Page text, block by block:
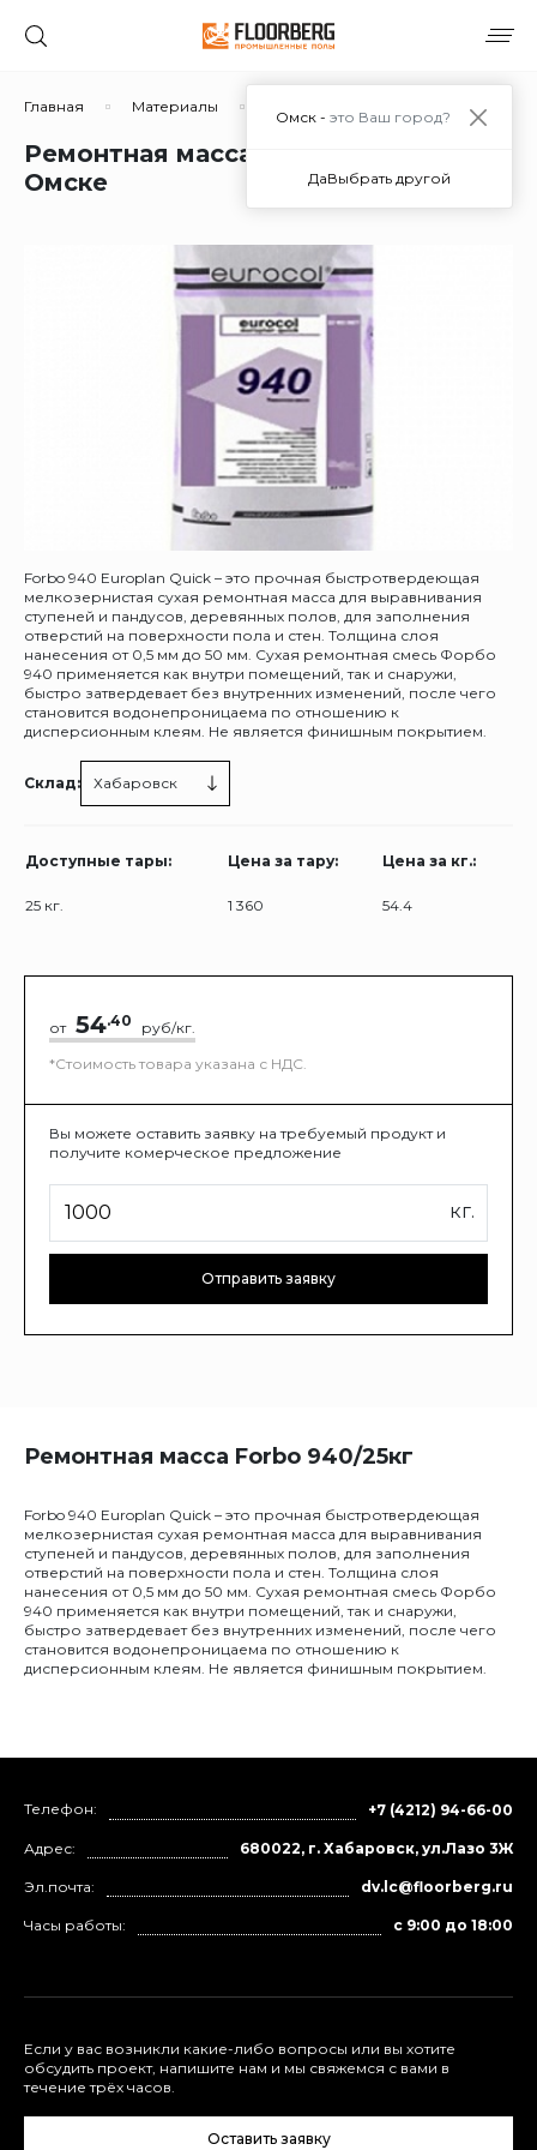
Главная Материалы Ремонтные
Ремонтная масса Forbo 940/25кг в
Омске
Forbo 940 Europlan Quick – это прочная быстротвердеющая
мелкозернистая сухая ремонтная масса для выравнивания
ступеней и пандусов, деревянных полов, для заполнения
отверстий на поверхности пола и стен. Толщина слоя
нанесения от 0,5 мм до 50 мм. Сухая ремонтная смесь Форбо
940 применяется как внутри помещений, так и снаружи,
быстро затвердевает без внутренних изменений, после чего
становится водонепроницаема по отношению к
дисперсионным клеям. Не является финишным покрытием.
Склад: Хабаровск
Доступные тары: Цена за тару: Цена за кг.:
25 кг. 1 360 54.4
от 54.40
руб/кг.
*Стоимость товара указана с НДС.
Вы можете оставить заявку на требуемый продукт и
получите комерческое предложение
кг.
Отправить заявку
Ремонтная масса Forbo 940/25кг
Forbo 940 Europlan Quick – это прочная быстротвердеющая
мелкозернистая сухая ремонтная масса для выравнивания
ступеней и пандусов, деревянных полов, для заполнения
отверстий на поверхности пола и стен. Толщина слоя
нанесения от 0,5 мм до 50 мм. Сухая ремонтная смесь Форбо
940 применяется как внутри помещений, так и снаружи,
быстро затвердевает без внутренних изменений, после чего
становится водонепроницаема по отношению к
дисперсионным клеям. Не является финишным покрытием.
Телефон: +7 (4212) 94-66-00
Адрес: 680022, г. Хабаровск, ул.Лазо 3Ж
Эл.почта: dv.lc@floorberg.ru
Часы работы: с 9:00 до 18:00
Если у вас возникли какие-либо вопросы или вы хотите
обсудить проект, напишите нам и мы свяжемся с вами в
течение трёх часов.
Оставить заявку
Омск - это Ваш город?
ДаВыбрать другой